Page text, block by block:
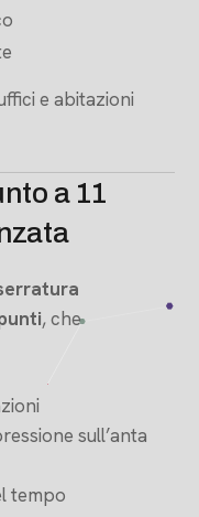
e abitazioni
a 11
, che
sull’anta
tempo